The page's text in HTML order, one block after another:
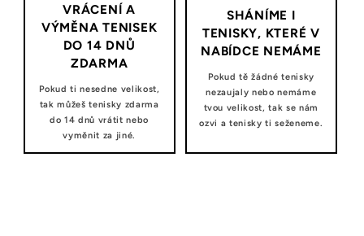
VRÁCENÍ A
VÝMĚNA TENISEK
DO 14 DNŮ
ZDARMA
Pokud ti nesedne velikost,
tak můžeš tenisky zdarma
do 14 dnů vrátit nebo
vyměnit za jiné.
SHÁNÍME I
TENISKY, KTERÉ V
NABÍDCE NEMÁME
Pokud tě žádné tenisky
nezaujaly nebo nemáme
tvou velikost, tak se nám
ozvi a tenisky ti seženeme.